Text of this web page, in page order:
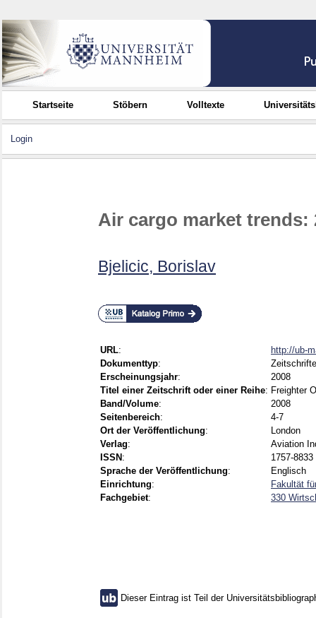
Startseite Stöbern Volltexte
Login
Air cargo market trends:
Bjelicic, Borislav
URL:
http://ub-
Dokumenttyp:
Erscheinungsjahr:
2008
Titel einer Zeitschrift oder einer Reihe: Freighter
Band/Volume:
2008
Seitenbereich:
4-7
Ort der Veröffentlichung:
London
Verlag:
Aviation
ISSN :
1757-8833
Sprache der Veröffentlichung:
Englisch
Einrichtung:
Fakultät
Fachgebiet: 330
Dieser Eintrag ist Teil der